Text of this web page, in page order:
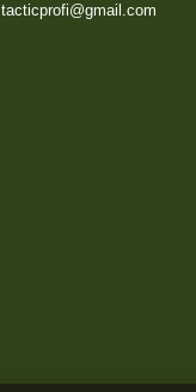
tacticprofi@gmail.com